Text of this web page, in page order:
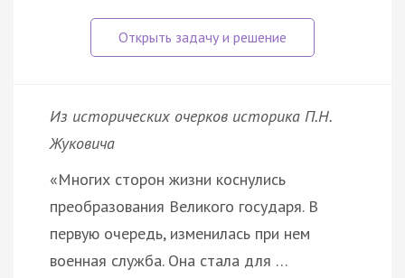
Из исторических очерков историка П.Н.
Жуковича
«Многих сторон жизни коснулись
преобразования Великого государя. В
первую очередь, изменилась при нем
военная служба. Она стала для …